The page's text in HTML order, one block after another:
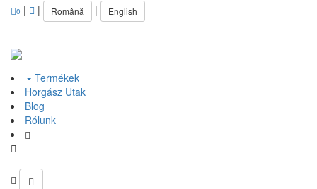
0 | | Română | English
Termékek
Horgász Utak
Blog
Rólunk